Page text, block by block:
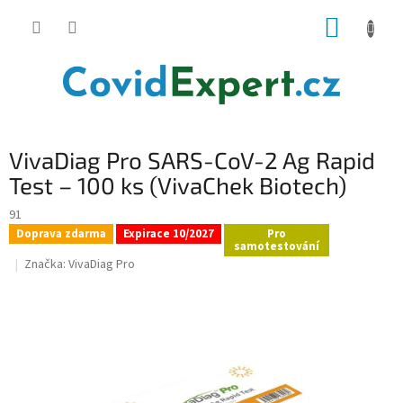
VivaDiag Pro SARS-CoV-2 Ag Rapid
Test – 100 ks (VivaChek Biotech)
91
Doprava zdarma Expirace 10/2027 Pro
samotestování
Značka: VivaDiag Pro